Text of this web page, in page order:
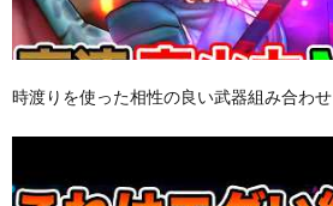
時渡りを使った相性の良い武器組み合わせ